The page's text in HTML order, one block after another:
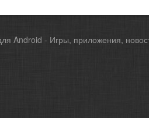
Android - Игры, приложения,